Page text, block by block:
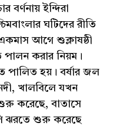
বর্ণনায় ইন্দিরা
ঘটিদের রীতি
একমাস আগে শুক্লাষষ্ঠী
পালন করার নিয়ম।
পালিত হয়। বর্ষার জল
খালবিলে যখন
করেছে, বাতাসে
ঝরতে শুরু করেছে